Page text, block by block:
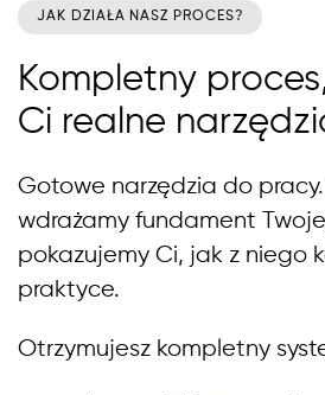
JAK DZIAŁA NASZ PROCES?
Kompletny
Ci realne
Gotowe narzędzia do
wdrażamy fundament
pokazujemy Ci, jak z niego
praktyce.
Otrzymujesz kompletny